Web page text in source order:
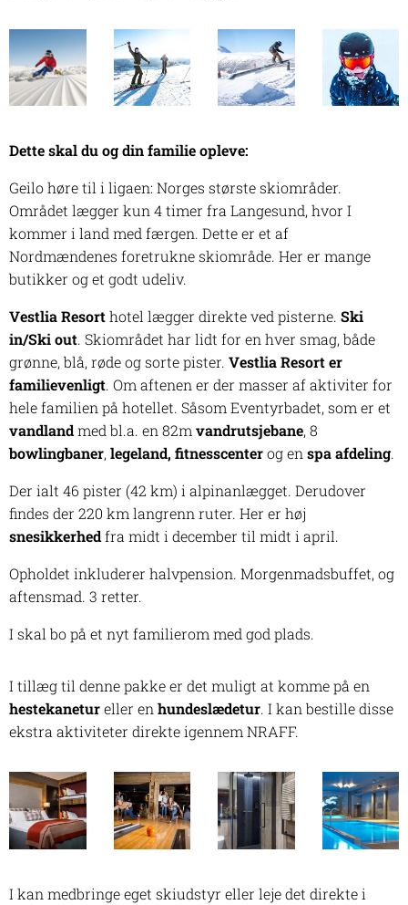
Dette skal du og din familie opleve:
Geilo høre til i ligaen: Norges største skiområder.
Området lægger kun 4 timer fra Langesund, hvor I
kommer i land med færgen. Dette er et af
Nordmændenes foretrukne skiområde. Her er mange
butikker og et godt udeliv.
Vestlia Resorthotel lægger direkte ved pisterne. Ski
in/Ski out. Skiområdet har lidt for en hver smag, både
grønne, blå, røde og sorte pister. Vestlia Resort er
familievenligt. Om aftenen er der masser af aktiviter for
hele familien på hotellet. Såsom Eventyrbadet, som er et
vandlandmed bl.a. en 82m vandrutsjebane, 8
bowlingbaner, legeland, fitnesscenterog en spa afdeling.
Der ialt 46 pister (42 km) i alpinanlægget. Derudover
findes der 220 km langrenn ruter. Her er høj
snesikkerhedfra midt i december til midt i april.
Opholdet inkluderer halvpension. Morgenmadsbuffet, og
aftensmad. 3 retter.
I skal bo på et nyt familierom med god plads.
I tillæg til denne pakke er det muligt at komme på en
hestekanetureller en hundeslædetur. I kan bestille disse
ekstra aktiviteter direkte igennem NRAFF.
I kan medbringe eget skiudstyr eller leje det direkte i